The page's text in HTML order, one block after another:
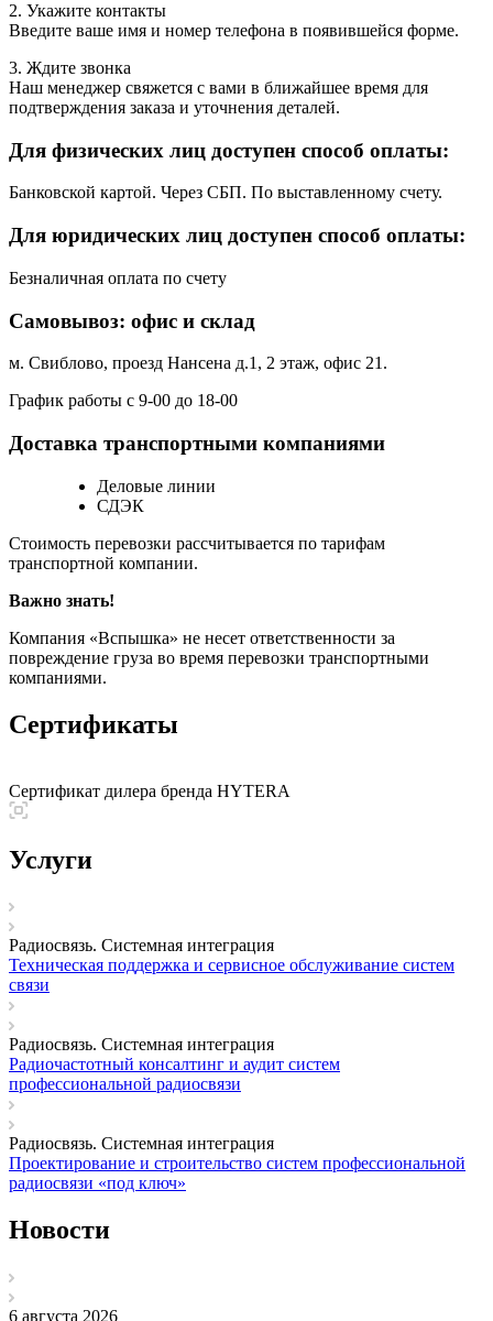
2. Укажите контакты
Введите ваше имя и номер телефона в появившейся форме.
3. Ждите звонка
Наш менеджер свяжется с вами в ближайшее время для
подтверждения заказа и уточнения деталей.
Для физических лиц доступен способ оплаты:
Банковской картой. Через СБП. По выставленному счету.
Для юридических лиц доступен способ оплаты:
Безналичная оплата по счету
Самовывоз: офис и склад
м. Свиблово, проезд Нансена д.1, 2 этаж, офис 21.
График работы с 9-00 до 18-00
Доставка транспортными компаниями
Деловые линии
СДЭК
Стоимость перевозки рассчитывается по тарифам
транспортной компании.
Важно знать!
Компания «Вспышка» не несет ответственности за
повреждение груза во время перевозки транспортными
компаниями.
Сертификаты
Сертификат дилера бренда HYTERA
Услуги
Радиосвязь. Системная интеграция
Техническая поддержка и сервисное обслуживание систем
связи
Радиосвязь. Системная интеграция
Радиочастотный консалтинг и аудит систем
профессиональной радиосвязи
Радиосвязь. Системная интеграция
Проектирование и строительство систем профессиональной
радиосвязи «под ключ»
Новости
6 августа 2026